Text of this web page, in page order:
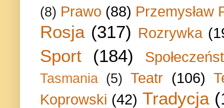
(8) Prawo (88) Przemysław
Rosja (317) Rozrywka
Sport (184)
Tasmania (5) Teatr (106)
Koprowski (42) Tradycja